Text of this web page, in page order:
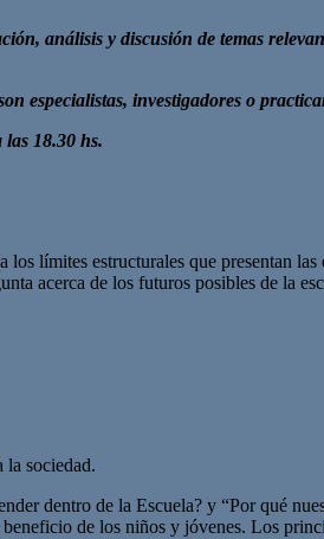
análisis y discusión de temas
especialistas, investigadores o
las 18.30 hs.
límites estructurales que presentan
acerca de los futuros posibles de la
la sociedad.
dentro de la Escuela? y “Por qué
de los niños y jóvenes. Los